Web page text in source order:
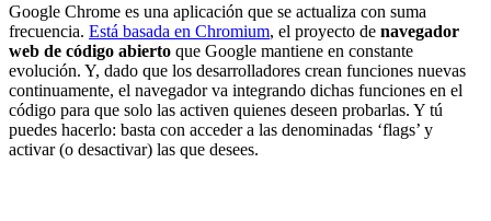
Google Chrome es una aplicación que se actualiza con suma
frecuencia. Está basada en Chromium, el proyecto de navegador
web de código abierto que Google mantiene en constante
evolución. Y, dado que los desarrolladores crean funciones nuevas
continuamente, el navegador va integrando dichas funciones en el
código para que solo las activen quienes deseen probarlas. Y tú
puedes hacerlo: basta con acceder a las denominadas ‘flags’ y
activar (o desactivar) las que desees.